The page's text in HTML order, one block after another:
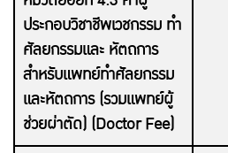
ประกอบวิชาชีพเวชกรรม ทำ
ศัลยกรรมและ หัตถการ
สำหรับแพทย์ทำศัลยกรรม
และหัตถการ (รวมแพทย์ผู้
ช่วยผ่าตัด) (Doctor Fee)